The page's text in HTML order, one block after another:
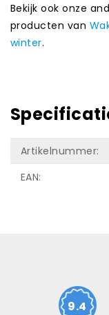
Bekijk ook onze
producten van
winter.
Artikelnummer:
EAN:
9.4
/ 10